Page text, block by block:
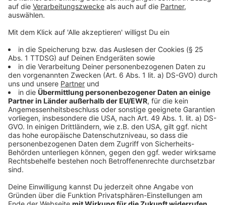
Anzeige
Ausbauziele unter Druck
Anzeige
Die Landesregierung hat sich vorgenommen, bis 2027
insgesamt 1.000 Kilometer neue Radwege zu bauen.
Ende 2025 waren davon 661 Kilometer fertiggestellt.
Damit bleibt noch ein gutes Drittel der Strecke offen
– bei gleichzeitig begrenzter Zeit.
Krischer zeigt sich dennoch zuversichtlich:
„Ich gehe davon aus, wenn jetzt keine großen